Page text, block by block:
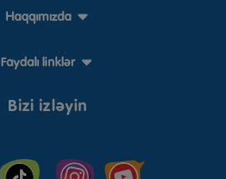
Haqqımızda
Faydalı linklər
Bizi izləyin